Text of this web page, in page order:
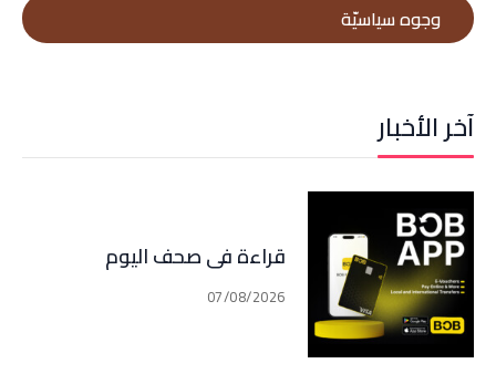
وجوه سياسيّة
آخر الأخبار
قراءة في صحف اليوم
07/08/2026